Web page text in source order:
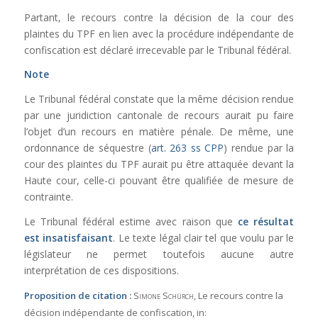
Partant, le recours contre la décision de la cour des
plaintes du TPF en lien avec la procédure indépendante de
confiscation est déclaré irrecevable par le Tribunal fédéral.
Note
Le Tribunal fédéral constate que la même décision rendue
par une juridiction cantonale de recours aurait pu faire
l’objet d’un recours en matière pénale. De même, une
ordonnance de séquestre (art. 263 ss CPP) rendue par la
cour des plaintes du TPF aurait pu être attaquée devant la
Haute cour, celle-ci pouvant être qualifiée de mesure de
contrainte.
Le Tribunal fédéral estime avec raison que ce résultat
est insatisfaisant. Le texte légal clair tel que voulu par le
législateur ne permet toutefois aucune autre
interprétation de ces dispositions.
Proposition de citation : Simone Schürch, Le recours contre la
décision indépendante de confiscation, in: